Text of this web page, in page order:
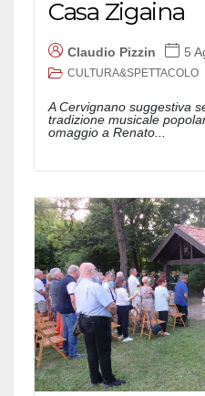
Casa Zigaina
Claudio Pizzin 5
CULTURA&SPETTACOLO
A Cervignano suggestiva
tradizione musicale
omaggio a Renato...